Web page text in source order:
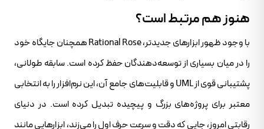
هنوز هم مرتبط است؟
با وجود ظهور ابزارهای جدیدتر، Rational Rose همچنان جایگاه خود
را در میان بسیاری از توسعه‌دهندگان حفظ کرده است. سابقه طولانی،
پشتیبانی قوی از UML و قابلیت‌های جامع آن، این نرم‌افزار را به انتخابی
معتبر برای پروژه‌های بزرگ و پیچیده تبدیل کرده است. در دنیای
رقابتی امروز، جایی که دقت و سرعت حرف اول را می‌زند، ابزارهایی مانند